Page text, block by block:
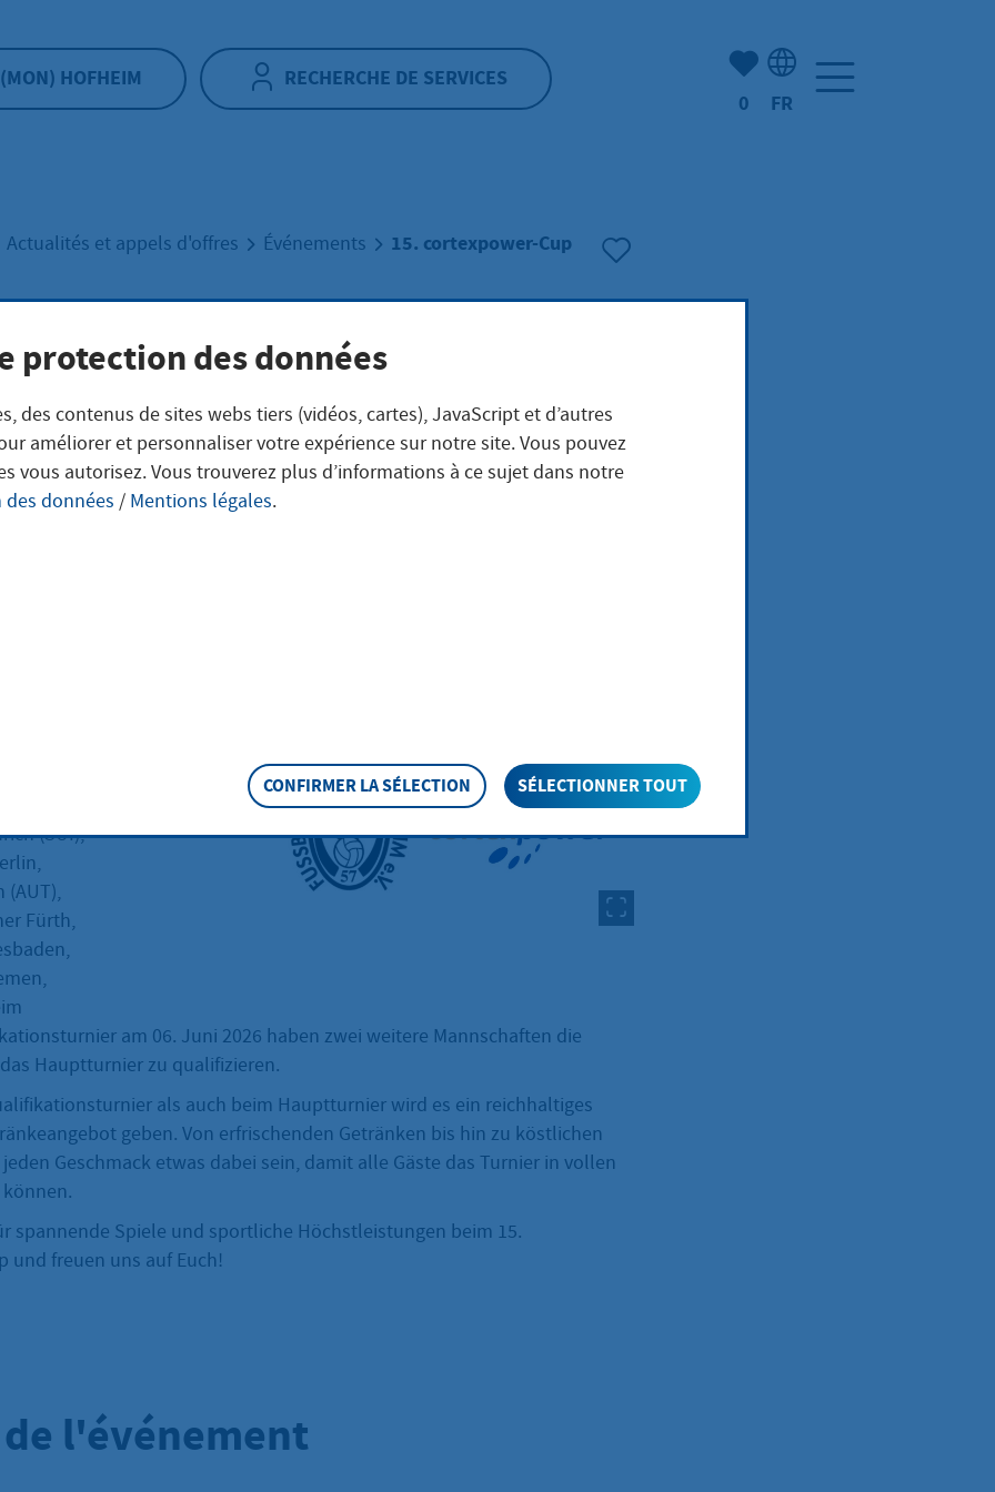
(MON) HOFHEIM RECHERCHE DE SERVICES
Nombre d'éléments mis en
0 FR
Actualités et appels d'offres Événements 15. cortexpower-Cup
Cup
depuis 09:30
Sportpark Heide, Kunstrasenplatz des FC 1957
Marxheim e.V.
Cup steht in den Startlöchern und verspricht ein
20.06.2026 die U11-Teams
(SUI),
(AUT),
Fürth,
am 06. Juni 2026 haben zwei weitere Mannschaften die
Hauptturnier zu qualifizieren.
als auch beim Hauptturnier wird es ein reichhaltiges
geben. Von erfrischenden Getränken bis hin zu köstlichen
Geschmack etwas dabei sein, damit alle Gäste das Turnier in vollen
spannende Spiele und sportliche Höchstleistungen beim 15.
und freuen uns auf Euch!
l'événement
protection des données
des contenus de sites webs tiers (vidéos, cartes), JavaScript et d’autres
améliorer et personnaliser votre expérience sur notre site. Vous pouvez
vous autorisez. Vous trouverez plus d’informations à ce sujet dans notre
données / Mentions légales.
CONFIRMER LA SÉLECTION SÉLECTIONNER TOUT